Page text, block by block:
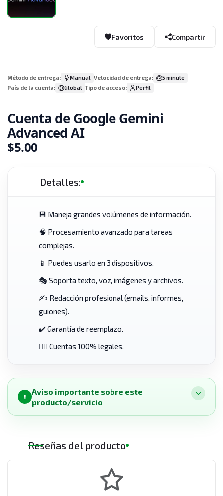
Favoritos Compartir
Método de entrega: Manual Velocidad de entrega:
5 minute
País de la cuenta:
Global Tipo de acceso: Perfil
Cuenta de Google Gemini
Advanced AI
$5.00
Detalles:
💾 Maneja grandes volúmenes de información.
🧠 Procesamiento avanzado para tareas
complejas.
📱 Puedes usarlo en 3 dispositivos.
🎭 Soporta texto, voz, imágenes y archivos.
✍️ Redacción profesional (emails, informes,
guiones).
✔️ Garantía de reemplazo.
👨‍⚖️ Cuentas 100% legales.
!
Aviso importante sobre este
producto/servicio
Reseñas del producto